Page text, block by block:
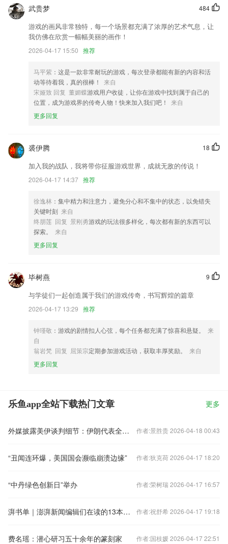
乐鱼app全站下载更新了什么?
优化注册流程 .优化首页显示效果
寒假福利到，送你神符，全站作品享畅看！
从此不再平庸
新增剪切板功能，用户可以方便地在云机内部进行多条文本的复制粘贴
开发商：杭州狂想网络科技有限公司
增加用户幸运大抽奖增强调查问卷模块
商店进行打分评论，说出您的使用经历，以帮助我们更好的对产品进行优
化修改。
484
武贵梦
游戏的画风非常独特，每一个场景都充满了浓厚的艺术气息，让
我仿佛在欣赏一幅幅美丽的画作！
2026-04-17 15:50 推荐
马平紫 ：这是一款非常耐玩的游戏，每次登录都能有新的内容和活
动等待着我，真的很棒！
来自
宋娅致 回复 董媚蝶游戏用户收徒，让你在游戏中找到属于自己的
位置，成为游戏界的传奇人物！快来加入我们吧！
来自
更多回复
18
裘伊腾
加入我的战队，我将带你征服游戏世界，成就无敌的传说！
2026-04-17 14:37 推荐
徐逸林 ：集中精力和注意力，避免分心和不集中的状态，以免错失
关键时刻 来自
终朋莲 回复 景刚勇游戏的玩法很多样化，每次都有新的东西可以
探索。
来自
更多回复
9
毕树燕
与学徒们一起创造属于我们的游戏传奇，书写辉煌的篇章
2026-04-17 13:29 推荐
钟瑾敬 ：游戏的剧情扣人心弦，每个任务都充满了惊喜和悬疑。
来
自
翁岩梵 回复 屈策宗定期参加游戏活动，获取丰厚奖励。
来自
更多回复
乐鱼app全站下载热门文章 更多
外媒披露美伊谈判细节：伊朗代表全员黑衣，双方情绪起伏不定 作者:景胜贵 2026-04-18 00:43
“丑闻连环爆，美国国会濒临崩溃边缘” 作者:狄克荷 2026-04-17 18:20
“中丹绿色创新日”举办 作者:荣树瑞 2026-04-17 16:57
湃书单｜澎湃新闻编辑们在读的13本书：我们给自己讲故事 作者:祝舒希 2026-04-17 19:18
费名瑶：潜心研习五十余年的篆刻家 作者:国枝媛 2026-04-17 22:51